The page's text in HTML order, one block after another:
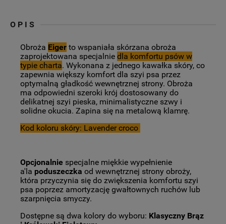
OPIS
Obroża Eiger to wspaniała skórzana obroża
zaprojektowana specjalnie dla komfortu psów w
typie charta. Wykonana z jednego kawałka skóry, co
zapewnia większy komfort dla szyi psa przez
optymalną gładkość wewnętrznej strony. Obroża
ma odpowiedni szeroki krój dostosowany do
delikatnej szyi pieska, minimalistyczne szwy i
solidne okucia. Zapina się na metalową klamrę.
Kod koloru skóry: Lavender croco
Opcjonalnie specjalne miękkie wypełnienie
a'la poduszeczka od wewnętrznej strony obroży,
która przyczynia się do zwiększenia komfortu szyi
psa poprzez amortyzację gwałtownych ruchów lub
szarpnięcia smyczy.
Dostępne są dwa kolory do wyboru: Klasyczny Brąz